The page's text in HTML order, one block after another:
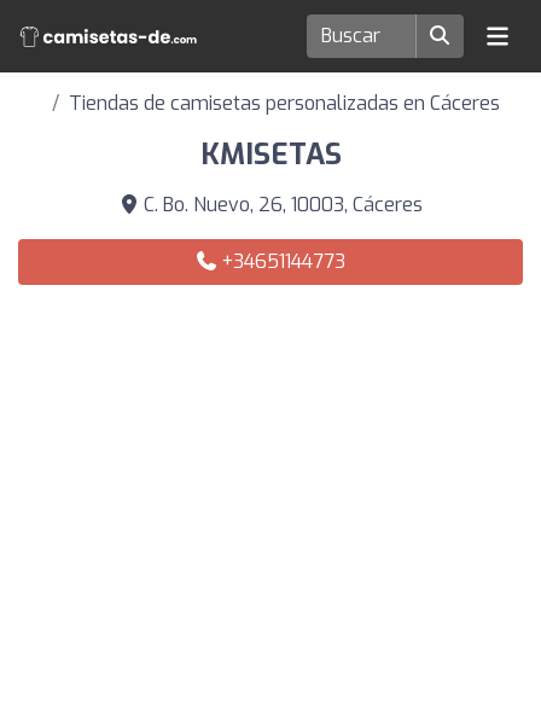
Tiendas de camisetas personalizadas en Cáceres
KMISETAS
C. Bo. Nuevo, 26, 10003, Cáceres
+34651144773